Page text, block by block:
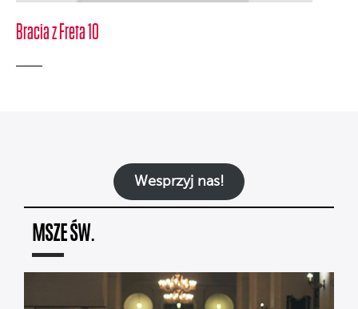
Bracia z Freta 10
Wesprzyj nas!
MSZE ŚW.